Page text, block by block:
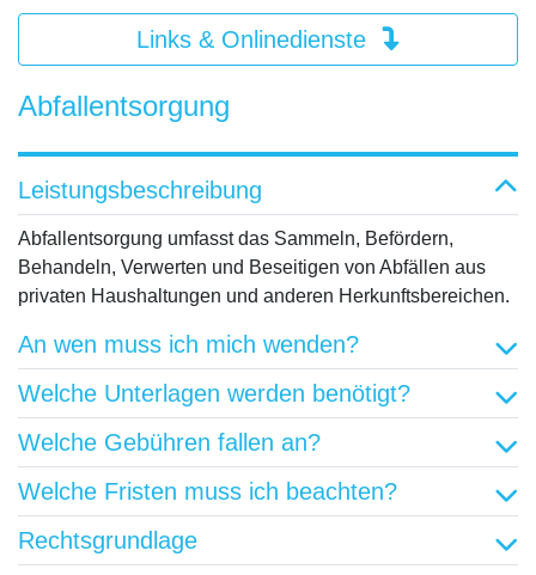
Links & Onlinedienste
Abfallentsorgung
Leistungsbeschreibung
Abfallentsorgung umfasst das Sammeln, Befördern,
Behandeln, Verwerten und Beseitigen von Abfällen aus
privaten Haushaltungen und anderen Herkunftsbereichen.
An wen muss ich mich wenden?
Welche Unterlagen werden benötigt?
Welche Gebühren fallen an?
Welche Fristen muss ich beachten?
Rechtsgrundlage